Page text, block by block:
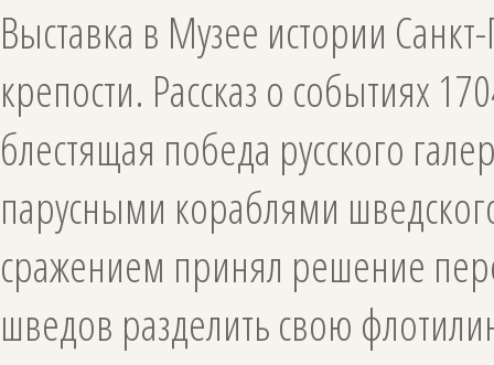
Выставка в Музее истории
крепости. Рассказ о событиях
блестящая победа русского
парусными кораблями
сражением принял решение
шведов разделить свою